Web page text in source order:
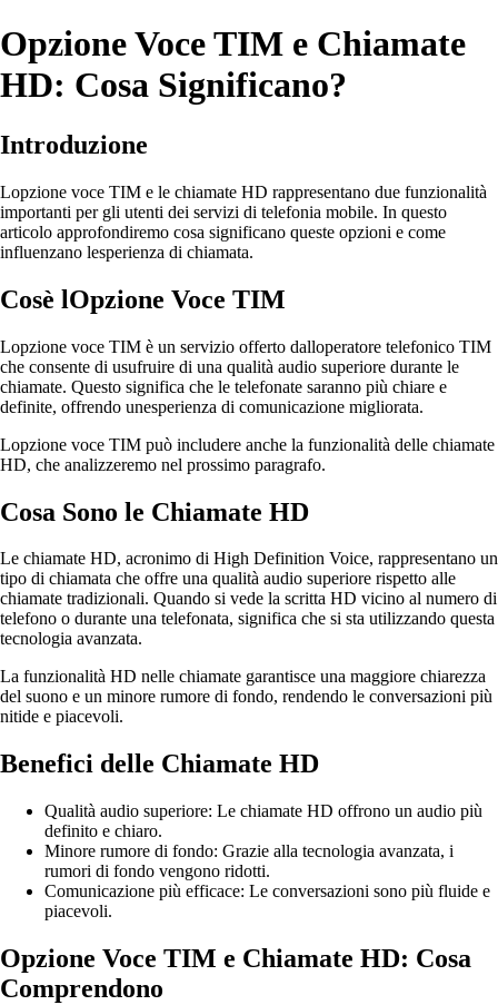
Opzione Voce TIM e Chiamate
HD: Cosa Significano?
Introduzione
Lopzione voce TIM e le chiamate HD rappresentano due funzionalità
importanti per gli utenti dei servizi di telefonia mobile. In questo
articolo approfondiremo cosa significano queste opzioni e come
influenzano lesperienza di chiamata.
Cosè lOpzione Voce TIM
Lopzione voce TIM è un servizio offerto dalloperatore telefonico TIM
che consente di usufruire di una qualità audio superiore durante le
chiamate. Questo significa che le telefonate saranno più chiare e
definite, offrendo unesperienza di comunicazione migliorata.
Lopzione voce TIM può includere anche la funzionalità delle chiamate
HD, che analizzeremo nel prossimo paragrafo.
Cosa Sono le Chiamate HD
Le chiamate HD, acronimo di High Definition Voice, rappresentano un
tipo di chiamata che offre una qualità audio superiore rispetto alle
chiamate tradizionali. Quando si vede la scritta HD vicino al numero di
telefono o durante una telefonata, significa che si sta utilizzando questa
tecnologia avanzata.
La funzionalità HD nelle chiamate garantisce una maggiore chiarezza
del suono e un minore rumore di fondo, rendendo le conversazioni più
nitide e piacevoli.
Benefici delle Chiamate HD
Qualità audio superiore: Le chiamate HD offrono un audio più
definito e chiaro.
Minore rumore di fondo: Grazie alla tecnologia avanzata, i
rumori di fondo vengono ridotti.
Comunicazione più efficace: Le conversazioni sono più fluide e
piacevoli.
Opzione Voce TIM e Chiamate HD: Cosa
Comprendono